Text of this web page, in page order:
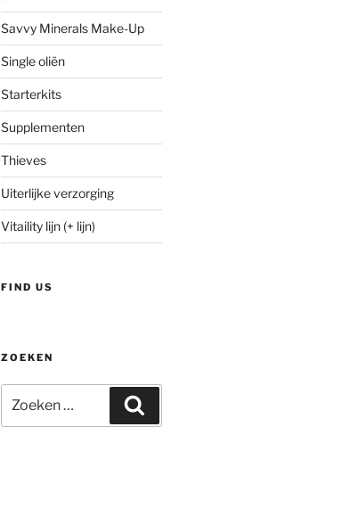
Savvy Minerals Make-Up
Single oliën
Starterkits
Supplementen
Thieves
Uiterlijke verzorging
Vitaility lijn (+ lijn)
FIND US
ZOEKEN
naar: